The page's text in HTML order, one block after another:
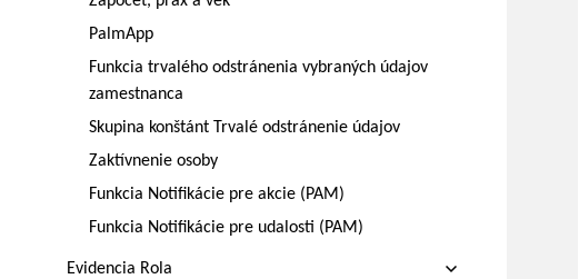
PalmApp
Funkcia trvalého odstránenia vybraných údajov
zamestnanca
Skupina konštánt Trvalé odstránenie údajov
Zaktívnenie osoby
Funkcia Notifikácie pre akcie (PAM)
Funkcia Notifikácie pre udalosti (PAM)
Evidencia Rola